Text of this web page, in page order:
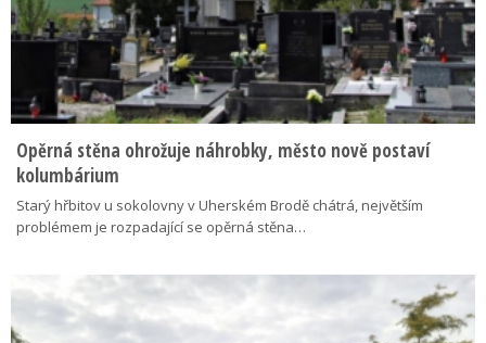
Opěrná stěna ohrožuje náhrobky, město nově postaví
kolumbárium
Starý hřbitov u sokolovny v Uherském Brodě chátrá, největším
problémem je rozpadající se opěrná stěna…